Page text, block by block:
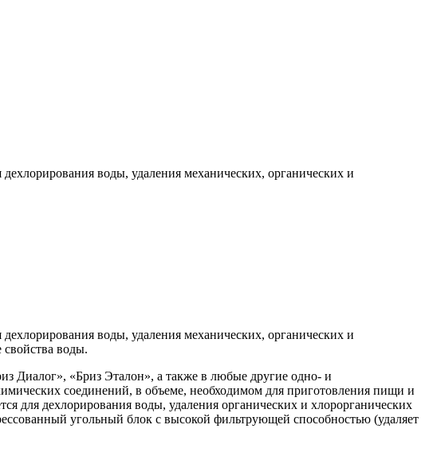
воды, удаления механических, органических и
воды, удаления механических, органических и
воды.
Диалог», «Бриз Эталон», а также в любые другие одно- и
соединений, в объеме, необходимом для приготовления пищи и
для дехлорирования воды, удаления органических и хлорорганических
угольный блок с высокой фильтрующей способностью (удаляет